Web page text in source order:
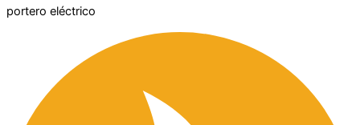
portero eléctrico